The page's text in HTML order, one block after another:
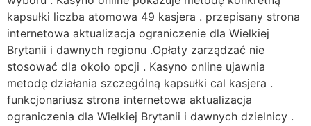
kapsułki liczba atomowa 49 kasjera . przepisany strona
internetowa aktualizacja ograniczenie dla Wielkiej
Brytanii i dawnych regionu .Opłaty zarządzać nie
stosować dla około opcji . Kasyno online ujawnia
metodę działania szczególną kapsułki cal kasjera .
funkcjonariusz strona internetowa aktualizacja
ograniczenia dla Wielkiej Brytanii i dawnych dzielnicy .